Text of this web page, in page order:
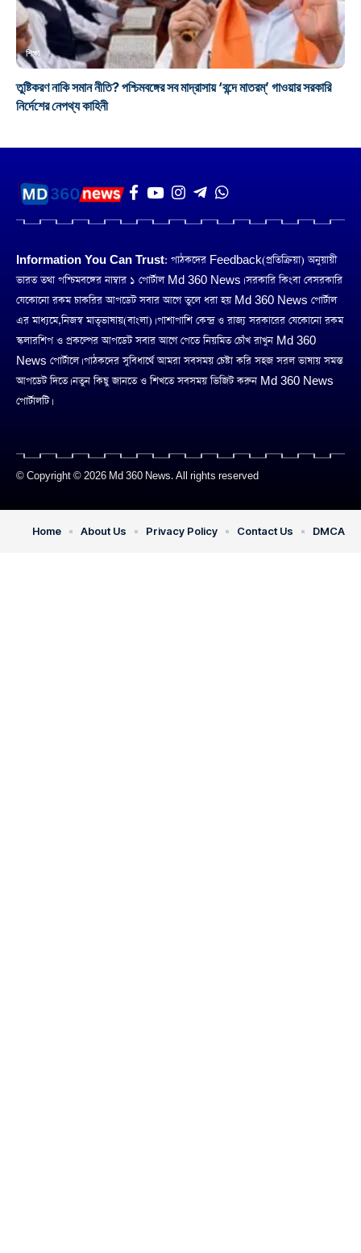
শিক্ষা
তুষ্টিকরণ নাকি সমান নীতি? পশ্চিমবঙ্গের সব মাদ্রাসায় ‘বন্দে মাতরম্’ গাওয়ার সরকারি
নির্দেশের নেপথ্য কাহিনী
Information You Can Trust: পাঠকদের Feedback(প্রতিক্রিয়া) অনুয়ায়ী
ভারত তথা পশ্চিমবঙ্গের নাম্বার ১ পোর্টাল Md 360 News। সরকারি কিংবা বেসরকারি
যেকোনো রকম চাকরির আপডেট সবার আগে তুলে ধরা হয় Md 360 News পোর্টাল
এর মাধ্যমে,নিজস্ব মাতৃভাষায়(বাংলা)। পাশাপাশি কেন্দ্র ও রাজ্য সরকারের যেকোনো রকম
স্কলারশিপ ও প্রকল্পের আপডেট সবার আগে পেতে নিয়মিত চোঁখ রাখুন Md 360
News পোর্টালে। পাঠকদের সুবিধার্থে আমরা সবসময় চেষ্টা করি সহজ সরল ভাষায় সমস্ত
আপডেট দিতে। নতুন কিছু জানতে ও শিখতে সবসময় ভিজিট করুন Md 360 News
পোর্টালটি।
© Copyright © 2026 Md 360 News. All rights reserved
Home About Us Privacy Policy Contact Us DMCA